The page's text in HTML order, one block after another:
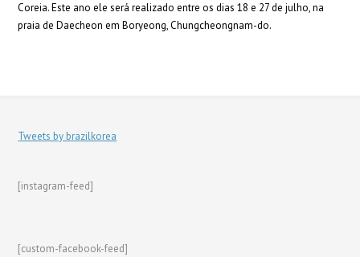
Coreia. Este ano ele será realizado entre os dias 18 e 27 de julho, na
praia de Daecheon em Boryeong, Chungcheongnam-do.
Tweets by brazilkorea
[instagram-feed]
[custom-facebook-feed]